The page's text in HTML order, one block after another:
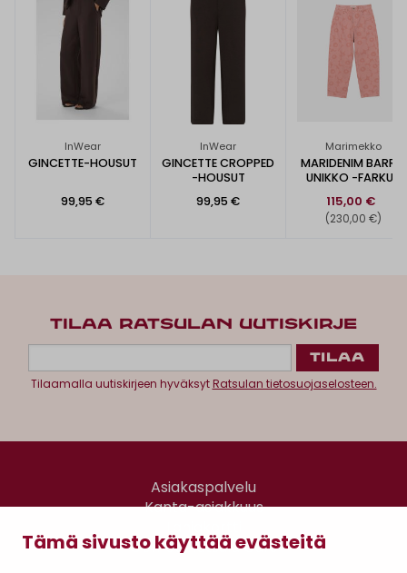
Tämä sivusto käyttää evästeitä
InWear
GINCETTE-HOUSUT
99,95 €
InWear
GINCETTE CROPPED
-HOUSUT
99,95 €
Marimekko
MARIDENIM BARREL
UNIKKO -FARKUT
115,00 €
(230,00 €)
TILAA RATSULAN UUTISKIRJE
Tilaamalla uutiskirjeen hyväksytRatsulan tietosuojaselosteen.
Asiakaspalvelu
Kanta-asiakkuus
Gomee Ratsula Café